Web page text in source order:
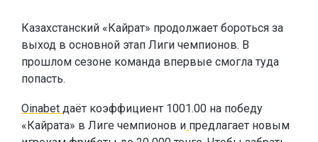
Казахстанский «Кайрат» продолжает бороться за
выход в основной этап Лиги чемпионов. В
прошлом сезоне команда впервые смогла туда
попасть.
Oinabet даёт коэффициент 1001.00 на победу
«Кайрата» в Лиге чемпионов и предлагает новым